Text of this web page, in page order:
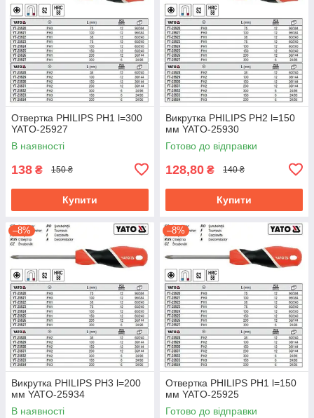
Отвертка PHILIPS PH1 l=300
YATO-25927
В наявності
138 ₴ 150 ₴
Купити
Викрутка PHILIPS PH2 l=150
мм YATO-25930
Готово до відправки
128,80 ₴ 140 ₴
Купити
–8%
Викрутка PHILIPS PH3 l=200
мм YATO-25934
В наявності
–8%
Отвертка PHILIPS PH1 l=150
мм YATO-25925
Готово до відправки